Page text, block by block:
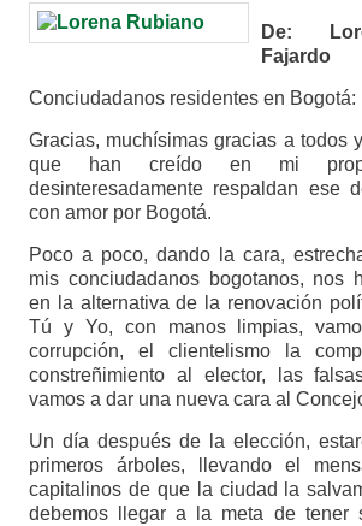
De:
Fajardo
Conciudadanos residentes en Bogotá:
Gracias, muchísimas gracias a todos
que han creído en mi
desinteresadamente respaldan ese
con amor por Bogotá.
Poco a poco, dando la cara,
mis conciudadanos bogotanos, nos
en la alternativa de la renovación
Tú y Yo, con manos limpias,
corrupción, el clientelismo la
constreñimiento al elector, las
vamos a dar una nueva cara al
Un día después de la elección,
primeros árboles, llevando el
capitalinos de que la ciudad la
debemos llegar a la meta de tener